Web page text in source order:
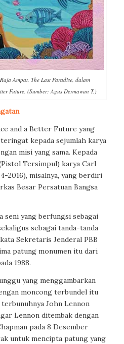
Ampat, The Last Paradise, dalam
Future. (Sumber: Agus Dermawan T.)
and a Better Future yang
kepada sejumlah karya
misi yang sama. Kepada
Tersimpul) karya Carl
2016), misalnya, yang berdiri
Besar Persatuan Bangsa
seni yang berfungsi sebagai
sebagai tanda-tanda
Sekretaris Jenderal PBB
patung monumen itu dari
1988.
yang menggambarkan
moncong terbundel itu
John Lennon
Lennon ditembak dengan
pada 8 Desember
untuk mencipta patung yang